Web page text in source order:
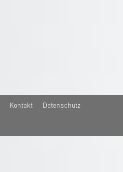
Kontakt Datenschutz